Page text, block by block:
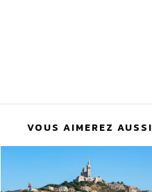
VOUS AIMEREZ AUSSI